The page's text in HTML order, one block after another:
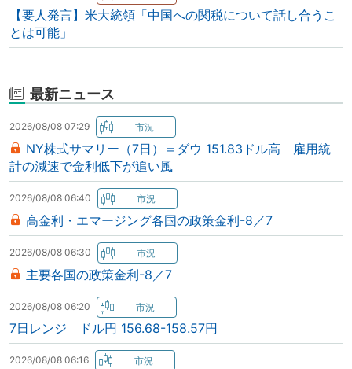
【要人発言】米大統領「中国への関税について話し合うこ
とは可能」
最新ニュース
2026/08/08 07:29
NY株式サマリー（7日）＝ダウ 151.83ドル高 雇用統
計の減速で金利低下が追い風
2026/08/08 06:40
高金利・エマージング各国の政策金利-8／7
2026/08/08 06:30
主要各国の政策金利-8／7
2026/08/08 06:20
7日レンジ ドル円 156.68-158.57円
2026/08/08 06:16